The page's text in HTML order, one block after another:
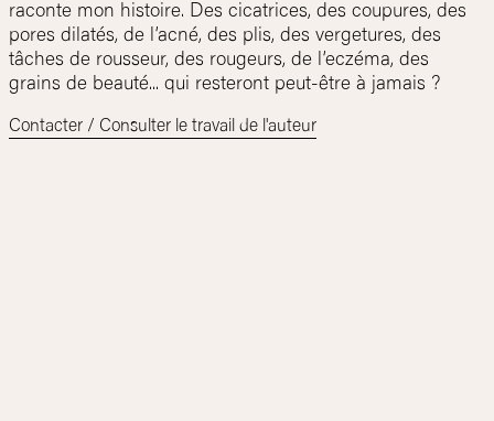
raconte mon histoire. Des cicatrices, des coupures, des
pores dilatés, de l’acné, des plis, des vergetures, des
tâches de rousseur, des rougeurs, de l’eczéma, des
grains de beauté... qui resteront peut-être à jamais ?
Contacter / Consulter le travail de l'auteur